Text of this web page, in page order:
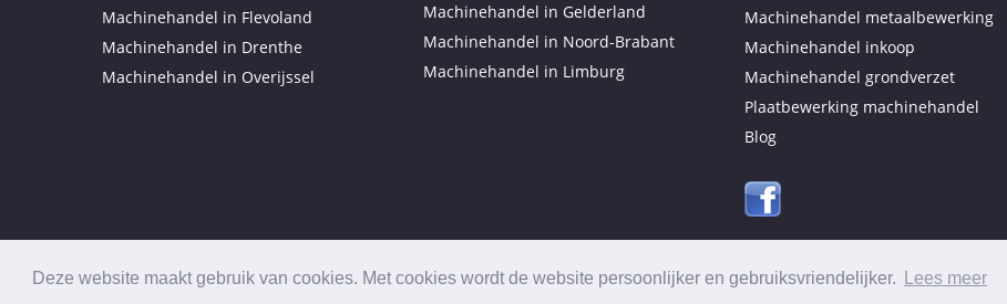
Deze website maakt gebruik van cookies. Met cookies wordt de website persoonlijker en gebruiksvriendelijker. Lees meer
Machinehandel in Flevoland
Machinehandel in Drenthe
Machinehandel in Overijssel
Machinehandel in Gelderland
Machinehandel in Noord-Brabant
Machinehandel in Limburg
Machinehandel metaalbewerking
Machinehandel inkoop
Machinehandel grondverzet
Plaatbewerking machinehandel
Blog
© 2026 MachineHandelaren.nl